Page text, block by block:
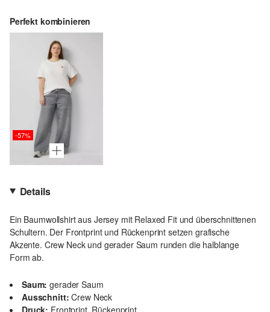
Perfekt kombinieren
-57%
Details
Ein Baumwollshirt aus Jersey mit Relaxed Fit und überschnittenen
Schultern. Der Frontprint und Rückenprint setzen grafische
Akzente. Crew Neck und gerader Saum runden die halblange
Form ab.
Saum: gerader Saum
Ausschnitt: Crew Neck
Druck: Frontprint, Rückenprint